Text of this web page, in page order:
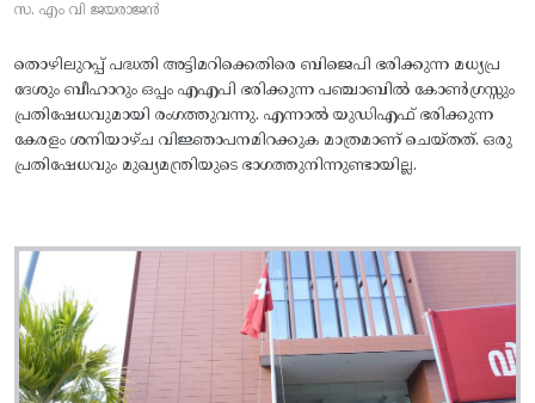
സ. എം വി ജയരാജൻ
തൊഴിലുറപ്പ് പദ്ധതി അട്ടിമറിക്കെതിരെ ബിജെപി ഭരിക്കുന്ന മധ്യപ്ര
ദേശും ബീഹാറും ഒപ്പം എഎപി ഭരിക്കുന്ന പഞ്ചാബിൽ കോൺഗ്രസ്സും
പ്രതിഷേധവുമായി രംഗത്തുവന്നു. എന്നാൽ യുഡിഎഫ് ഭരിക്കുന്ന
കേരളം ശനിയാഴ്ച വിജ്ഞാപനമിറക്കുക മാത്രമാണ് ചെയ്തത്. ഒരു
പ്രതിഷേധവും മുഖ്യമന്ത്രിയുടെ ഭാഗത്തുനിന്നുണ്ടായില്ല.